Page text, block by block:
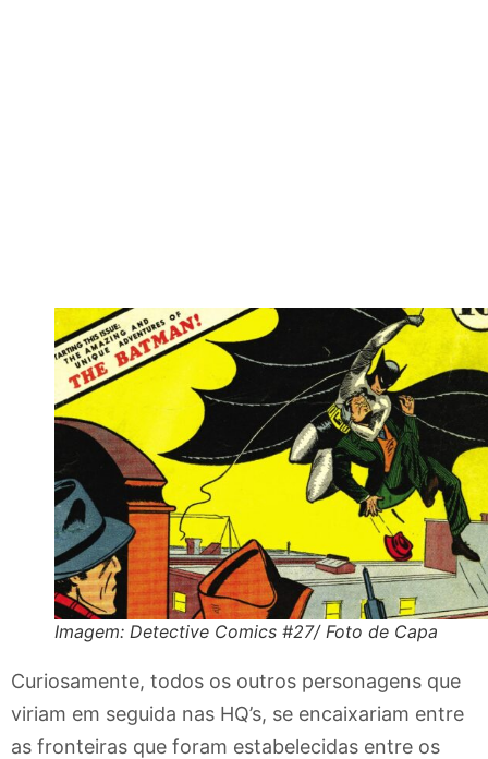
Imagem: Detective Comics #27/ Foto de Capa
Curiosamente, todos os outros personagens que
viriam em seguida nas HQ’s, se encaixariam entre
as fronteiras que foram estabelecidas entre os